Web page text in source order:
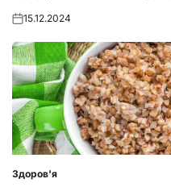
Posted
15.12.2024
Posted
Здоров'я